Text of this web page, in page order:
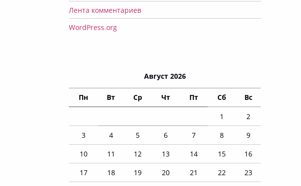
Лента комментариев
WordPress.org
Август 2026
Пн Вт Ср Чт Пт Сб Вс
1
2
3
4 5 6 7 8
9
10
11 12 13 14 15
16
17
18 19 20 21 22
23